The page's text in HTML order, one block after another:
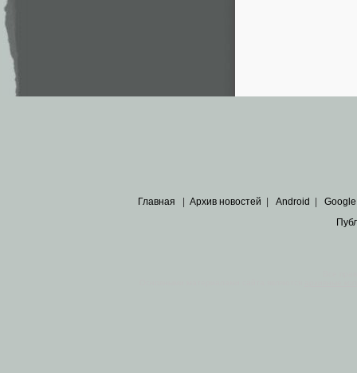
Главная Архив новостей Android Google